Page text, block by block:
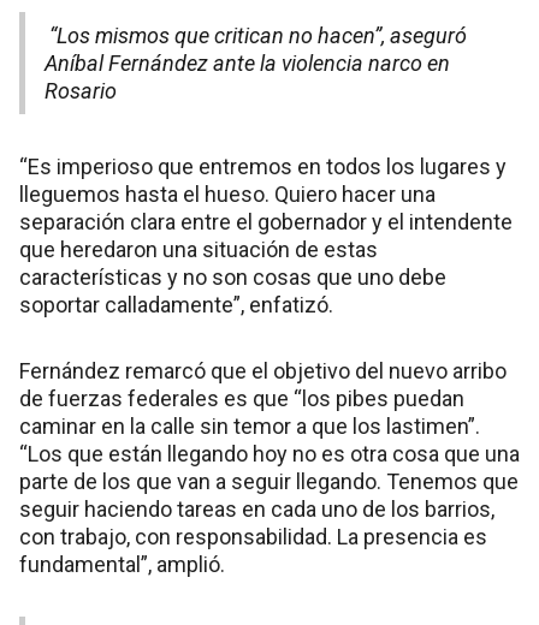
“Los mismos que critican no hacen”, aseguró
Aníbal Fernández ante la violencia narco en
Rosario
“Es imperioso que entremos en todos los lugares y
lleguemos hasta el hueso. Quiero hacer una
separación clara entre el gobernador y el intendente
que heredaron una situación de estas
características y no son cosas que uno debe
soportar calladamente”, enfatizó.
Fernández remarcó que el objetivo del nuevo arribo
de fuerzas federales es que “los pibes puedan
caminar en la calle sin temor a que los lastimen”.
“Los que están llegando hoy no es otra cosa que una
parte de los que van a seguir llegando. Tenemos que
seguir haciendo tareas en cada uno de los barrios,
con trabajo, con responsabilidad. La presencia es
fundamental”, amplió.